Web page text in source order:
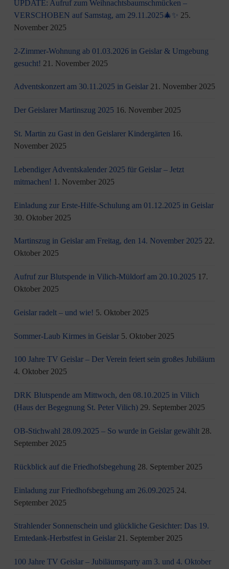
UPDATE: Aufruf zum Weihnachtsbaumschmücken –
VERSCHOBEN auf Samstag, am 29.11.2025🎄✨ 25.
November 2025
2-Zimmer-Wohnung ab 01.03.2026 in Geislar & Umgebung
gesucht! 21. November 2025
Adventskonzert am 30.11.2025 in Geislar 21. November 2025
Der Geislarer Martinszug 2025 16. November 2025
St. Martin zu Gast in den Geislarer Kindergärten 16.
November 2025
Lebendiger Adventskalender 2025 für Geislar – Jetzt
mitmachen! 1. November 2025
Einladung zur Erste-Hilfe-Schulung am 01.12.2025 in Geislar
30. Oktober 2025
Martinszug in Geislar am Freitag, den 14. November 2025 22.
Oktober 2025
Aufruf zur Blutspende in Vilich-Müldorf am 20.10.2025 17.
Oktober 2025
Geislar radelt – und wie! 5. Oktober 2025
Sommer-Laub Kirmes in Geislar 5. Oktober 2025
100 Jahre TV Geislar – Der Verein feiert sein großes Jubiläum
4. Oktober 2025
DRK Blutspende am Mittwoch, den 08.10.2025 in Vilich
(Haus der Begegnung St. Peter Vilich) 29. September 2025
OB-Stichwahl 28.09.2025 – So wurde in Geislar gewählt 28.
September 2025
Rückblick auf die Friedhofsbegehung 28. September 2025
Einladung zur Friedhofsbegehung am 26.09.2025 24.
September 2025
Strahlender Sonnenschein und glückliche Gesichter: Das 19.
Erntedank-Herbstfest in Geislar 21. September 2025
100 Jahre TV Geislar – Jubiläumsparty am 3. und 4. Oktober